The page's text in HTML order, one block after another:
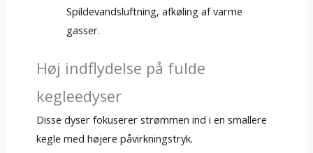
Spildevandsluftning, afkøling af varme
gasser.
Høj indflydelse på fulde
kegleedyser
Disse dyser fokuserer strømmen ind i en smallere
kegle med højere påvirkningstryk.